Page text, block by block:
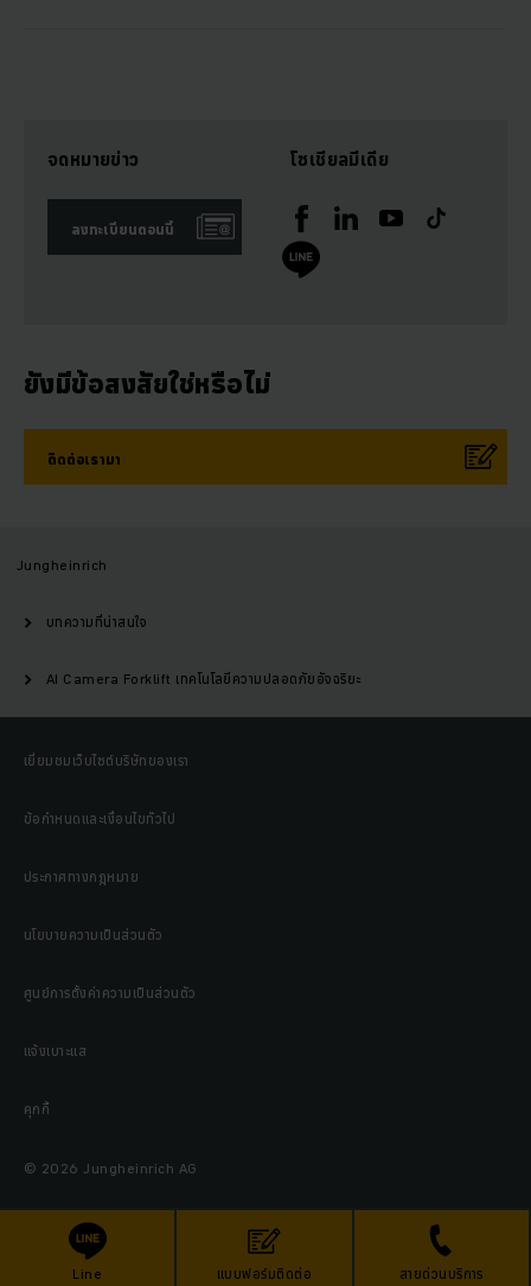
Line แบบฟอร์มติดต่อ สายด่วนบริการ
จดหมายข่าว
ลงทะเบียนตอนนี้
โซเชียลมีเดีย
ยังมีข้อสงสัยใช่หรือไม่
ติดต่อเรามา
Jungheinrich
บทความที่น่าสนใจ
AI Camera Forklift เทคโนโลยีความปลอดภัยอัจฉริยะ
เยี่ยมชมเว็บไซต์บริษัทของเรา
ข้อกำหนดและเงื่อนไขทั่วไป
ประกาศทางกฎหมาย
นโยบายความเป็นส่วนตัว
ศูนย์การตั้งค่าความเป็นส่วนตัว
แจ้งเบาะแส
คุกกี้
© 2026 Jungheinrich AG